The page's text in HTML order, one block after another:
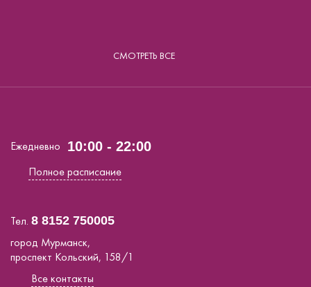
СМОТРЕТЬ ВСЕ
Ежедневно 10:00 - 22:00
Полное расписание
Тел. 8 8152 750005
город Мурманск,
проспект Кольский, 158/1
Все контакты